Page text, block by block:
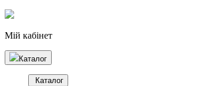
Мій кабінет
Каталог
Каталог